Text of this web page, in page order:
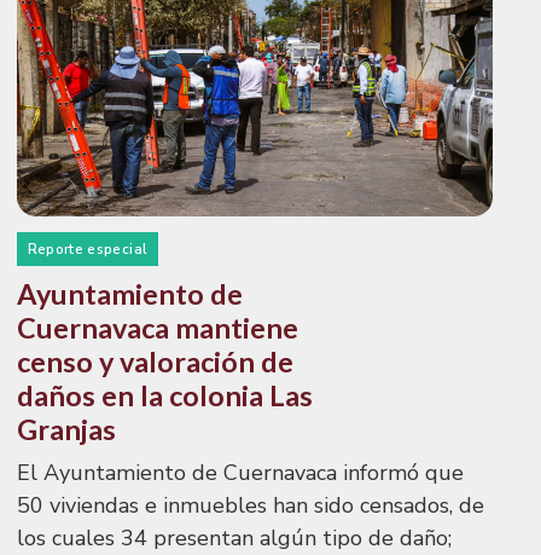
Reporte especial
Ayuntamiento de
Cuernavaca mantiene
censo y valoración de
daños en la colonia Las
Granjas
El Ayuntamiento de Cuernavaca informó que
50 viviendas e inmuebles han sido censados, de
los cuales 34 presentan algún tipo de daño;